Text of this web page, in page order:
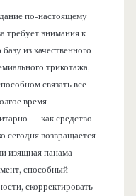
по-настоящему
требует внимания к
из качественного
трикотажа,
связать все
время
— как средство
сегодня возвращается
изящная панама —
способный
скорректировать